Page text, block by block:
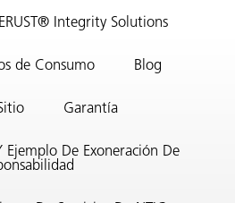
Integrity Solutions
de Consumo Blog
Garantía
De Exoneración De